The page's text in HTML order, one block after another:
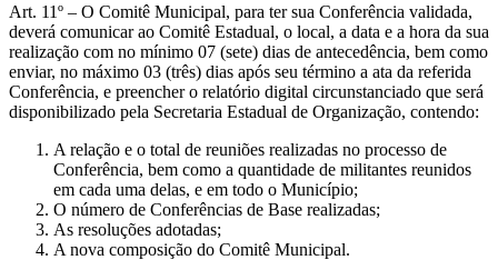
Art. 11º – O Comitê Municipal, para ter sua Conferência validada,
deverá comunicar ao Comitê Estadual, o local, a data e a hora da sua
realização com no mínimo 07 (sete) dias de antecedência, bem como
enviar, no máximo 03 (três) dias após seu término a ata da referida
Conferência, e preencher o relatório digital circunstanciado que será
disponibilizado pela Secretaria Estadual de Organização, contendo:
A relação e o total de reuniões realizadas no processo de
Conferência, bem como a quantidade de militantes reunidos
em cada uma delas, e em todo o Município;
O número de Conferências de Base realizadas;
As resoluções adotadas;
A nova composição do Comitê Municipal.